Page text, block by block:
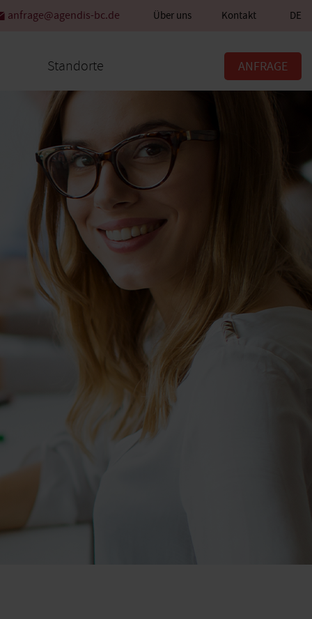
anfrage@agendis-bc.de Über uns Kontakt DE
Standorte ANFRAGE